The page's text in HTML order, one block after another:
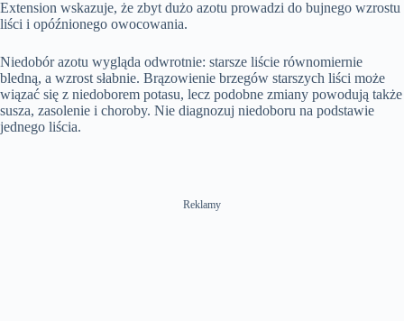
Extension wskazuje, że zbyt dużo azotu prowadzi do bujnego wzrostu
liści i opóźnionego owocowania.
Niedobór azotu wygląda odwrotnie: starsze liście równomiernie
bledną, a wzrost słabnie. Brązowienie brzegów starszych liści może
wiązać się z niedoborem potasu, lecz podobne zmiany powodują także
susza, zasolenie i choroby. Nie diagnozuj niedoboru na podstawie
jednego liścia.
Reklamy